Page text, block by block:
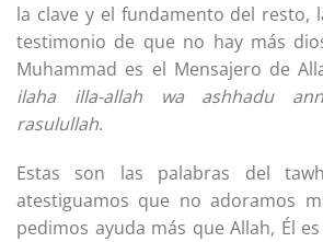
la clave y el fundamento del resto,
testimonio de que no hay más
Muhammad es el Mensajero de
ilaha illa-allah wa ashhadu
rasulullah.
Estas son las palabras del
atestiguamos que no adoramos
pedimos ayuda más que Allah, Él